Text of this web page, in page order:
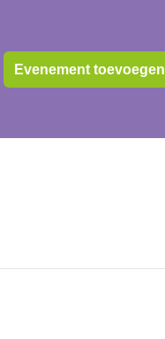
Evenement toevoegen